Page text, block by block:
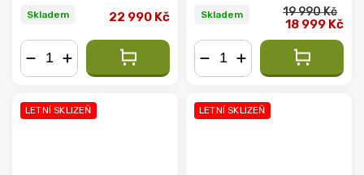
Skladem 22 990 Kč Skladem 19 990 Kč
18 999 Kč
LETNÍ SKLIZEŇ LETNÍ SKLIZEŇ